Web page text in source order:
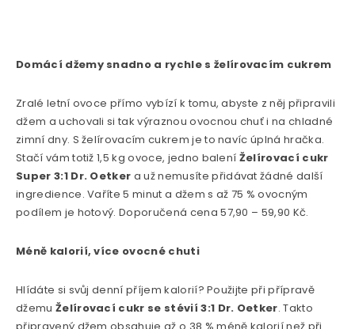
Domácí džemy snadno a rychle s želírovacím cukrem
Zralé letní ovoce přímo vybízí k tomu, abyste z něj připravili
džem a uchovali si tak výraznou ovocnou chuť i na chladné
zimní dny. S želírovacím cukrem je to navíc úplná hračka.
Stačí vám totiž 1,5 kg ovoce, jedno balení Želírovací cukr
Super 3:1 Dr. Oetker a už nemusíte přidávat žádné další
ingredience. Vaříte 5 minut a džem s až 75 % ovocným
podílem je hotový. Doporučená cena 57,90 – 59,90 Kč.
Méně kalorií, více ovocné chuti
Hlídáte si svůj denní příjem kalorií? Použijte při přípravě
džemu Želírovací cukr se stévií 3:1 Dr. Oetker. Takto